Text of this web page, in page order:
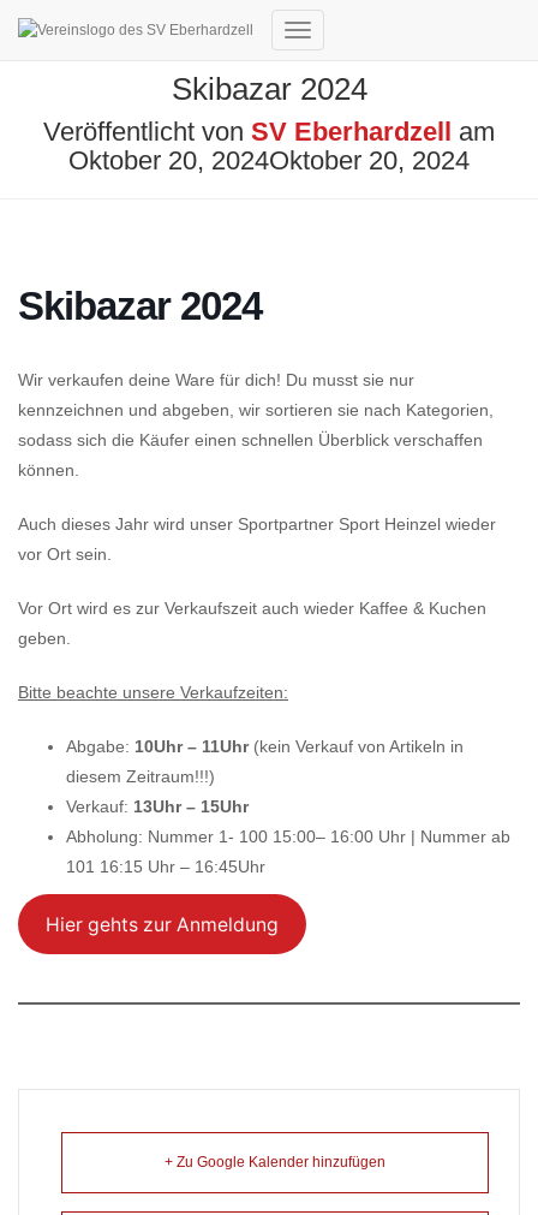
Navigation umschalten
Skibazar 2024
Veröffentlicht von SV Eberhardzell am
Oktober 20, 2024Oktober 20, 2024
Skibazar 2024
Wir verkaufen deine Ware für dich! Du musst sie nur
kennzeichnen und abgeben, wir sortieren sie nach Kategorien,
sodass sich die Käufer einen schnellen Überblick verschaffen
können.
Auch dieses Jahr wird unser Sportpartner Sport Heinzel wieder
vor Ort sein.
Vor Ort wird es zur Verkaufszeit auch wieder Kaffee & Kuchen
geben.
Bitte beachte unsere Verkaufzeiten:
Abgabe: 10Uhr – 11Uhr(kein Verkauf von Artikeln in
diesem Zeitraum!!!)
Verkauf: 13Uhr – 15Uhr
Abholung: Nummer 1- 100 15:00– 16:00 Uhr | Nummer ab
101 16:15 Uhr – 16:45Uhr
Hier gehts zur Anmeldung
+ Zu Google Kalender hinzufügen